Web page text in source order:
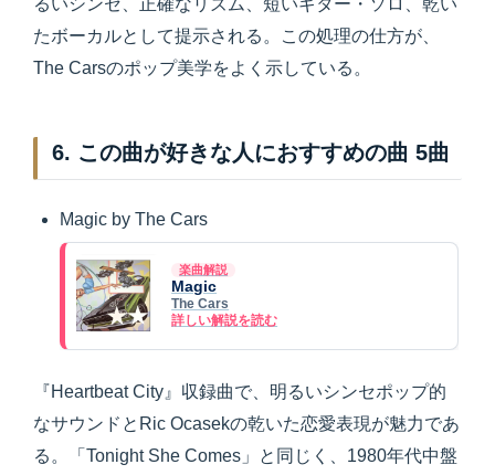
るいシンセ、正確なリズム、短いギター・ソロ、乾い
たボーカルとして提示される。この処理の仕方が、
The Carsのポップ美学をよく示している。
6. この曲が好きな人におすすめの曲 5曲
Magic by The Cars
楽曲解説
Magic
The Cars
詳しい解説を読む
『Heartbeat City』収録曲で、明るいシンセポップ的
なサウンドとRic Ocasekの乾いた恋愛表現が魅力であ
る。「Tonight She Comes」と同じく、1980年代中盤